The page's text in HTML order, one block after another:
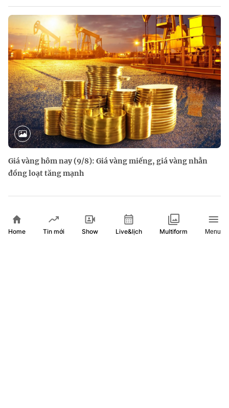
Giá vàng hôm nay (9/8): Giá vàng miếng, giá vàng nhẫn
đồng loạt tăng mạnh
Home Tin mới Show Live&lịch Multiform Menu